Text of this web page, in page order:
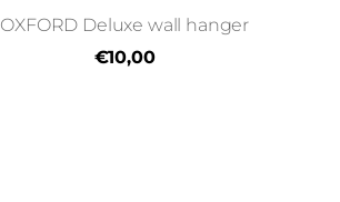
OXFORD Deluxe wall hanger
€10,00